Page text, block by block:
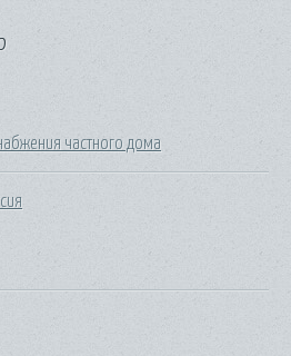
частного дома